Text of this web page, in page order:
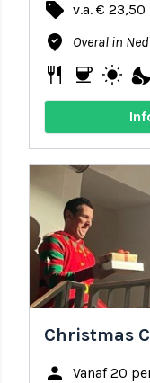
local_offer v.a. €
where_to_vote Overal in
restaurant coffee wb_sunny nights_stay
Christmas
person Vanaf 20